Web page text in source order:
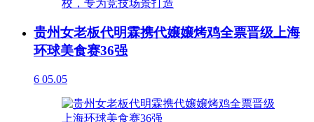
贵州女老板代明霖携代嬢嬢烤鸡全票晋级上海
环球美食赛36强
6 05.05